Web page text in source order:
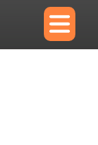
×